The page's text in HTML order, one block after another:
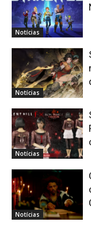
Notícias
Notícias
Notícias
Notícias